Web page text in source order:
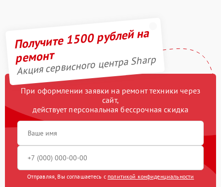
Получите 1500 рублей на
ремонт
Акция сервисного центра Sharp
При оформлении заявки на ремонт техники через
сайт,
действует персональная бессрочная скидка
Отправляя, Вы соглашаетесь с политикой конфиденциальности